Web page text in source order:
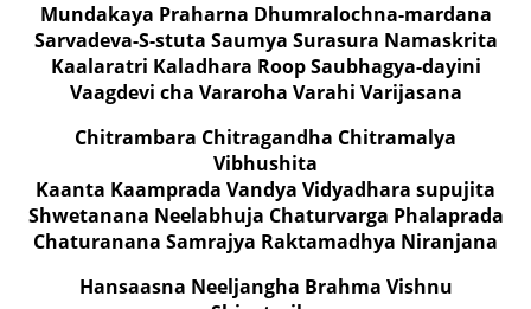
Mundakaya Praharna Dhumralochna-mardana
Sarvadeva-S-stuta Saumya Surasura Namaskrita
Kaalaratri Kaladhara Roop Saubhagya-dayini
Vaagdevi cha Vararoha Varahi Varijasana
Chitrambara Chitragandha Chitramalya
Vibhushita
Kaanta Kaamprada Vandya Vidyadhara supujita
Shwetanana Neelabhuja Chaturvarga Phalaprada
Chaturanana Samrajya Raktamadhya Niranjana
Hansaasna Neeljangha Brahma Vishnu